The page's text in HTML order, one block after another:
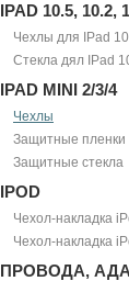
IPAD 10.5, 10.2,
Чехлы для IPad
Стекла дял IPad
IPAD MINI 2/3/4
Чехлы
Защитные пленки
Защитные стекла
IPOD
Чехол-накладка
Чехол-накладка
ПРОВОДА,